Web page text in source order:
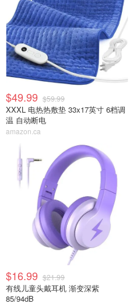
$49.99 $59.99
XXXL 电热热敷垫 33x17英寸 6档调
温 自动断电
amazon.ca
$16.99 $21.99
有线儿童头戴耳机 渐变深紫
85/94dB